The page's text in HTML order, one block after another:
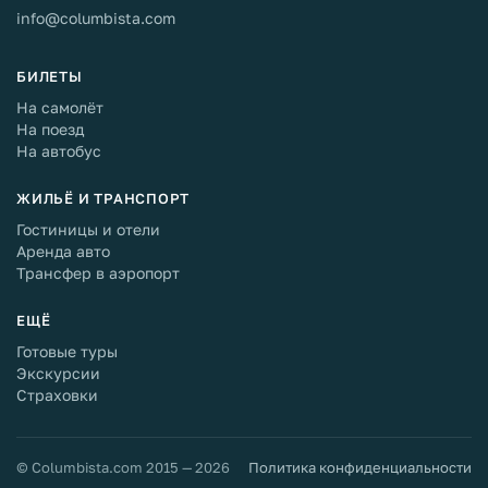
info@columbista.com
БИЛЕТЫ
На самолёт
На поезд
На автобус
ЖИЛЬЁ И ТРАНСПОРТ
Гостиницы и отели
Аренда авто
Трансфер в аэропорт
ЕЩЁ
Готовые туры
Экскурсии
Страховки
© Columbista.com 2015 — 2026 Политика конфиденциальности